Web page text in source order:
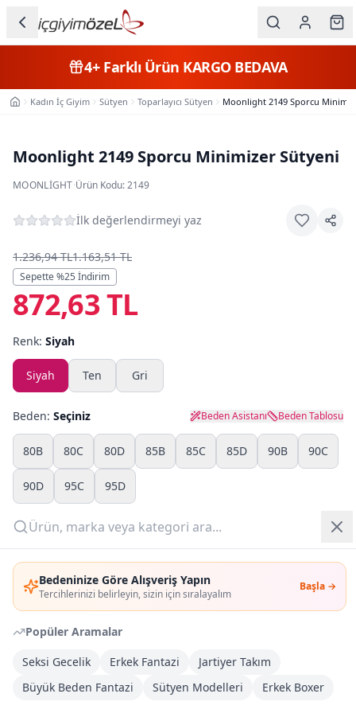
Bedeninize Göre Alışveriş Yapın
Tercihlerinizi belirleyin, sizin için sıralayalım
Başla →
Popüler Aramalar
Seksi Gecelik
Erkek Fantazi
Jartiyer Takım
Büyük Beden Fantazi
Sütyen Modelleri Erkek Boxer
Kategorileri
Çocuk
Fantazi
Büyük
Beden
Markalar
Plaj & Mayo
Yazlık Pijama
Kampanyalar
Yeni Gelenler
OUTLET
Giriş Yap
Üye Ol
4+Farklı Ürün KARGO BEDAVA
Ana SayfaKadın İç Giyim Sütyen Toparlayıcı Sütyen Moonlight 2149 Sporcu
Moonlight 2149 Sporcu Minimizer Sütyeni
MOONLIGHT·Ürün Kodu:2149
İlk değerlendirmeyi yaz
1.236,94 TL1.163,51 TL
Sepette %25 İndirim
872,63 TL
Renk: Siyah
Siyah Ten Gri
Beden: Seçiniz Beden Asistanı Beden Tablosu
80B 80C 80D 85B 85C 85D 90B 90C
90D 95C 95D
Adet:
Sepete Ekle
1-3 İş Günü